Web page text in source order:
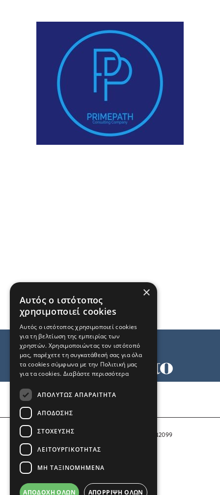
Αριθμός Πιστοποίησης Μ.Η.Τ. 242099
COPYRIGHT © 2026 Το Μανιφέστο
×
Αυτός ο ιστότοπος
χρησιμοποιεί cookies
Αυτός ο ιστότοπος χρησιμοποιεί cookies
για τη βελτίωση της εμπειρίας των
χρηστών. Χρησιμοποιώντας τον ιστότοπό
μας, παρέχετε τη συγκατάθεσή σας για όλα
τα cookies σύμφωνα με την Πολιτική μας
για τα cookies. Διαβάστε περισσότερα
ΑΠΟΛΎΤΩΣ ΑΠΑΡΑΊΤΗΤΑ
ΑΠΌΔΟΣΗΣ
ΣΤΌΧΕΥΣΗΣ
ΛΕΙΤΟΥΡΓΙΚΌΤΗΤΑΣ
ΜΗ ΤΑΞΙΝΟΜΗΜΈΝΑ
ΑΠΟΔΟΧΉ ΌΛΩΝ ΑΠΌΡΡΙΨΗ ΌΛΩΝ